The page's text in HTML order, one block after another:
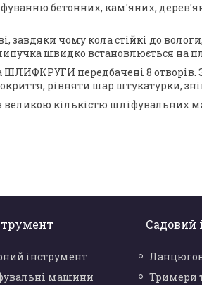
бетонних, кам'яних,
чому кола стійкі до
швидко встановлюється на
передбачені 8 отворів.
рівняти шар штукатурки,
великою кількістю
інструмент
машини
Садовий
Тримери